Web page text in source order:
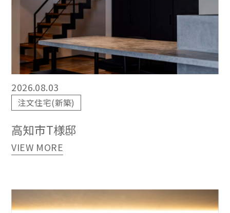
2026.08.03
注文住宅(新築)
高知市T様邸
VIEW MORE